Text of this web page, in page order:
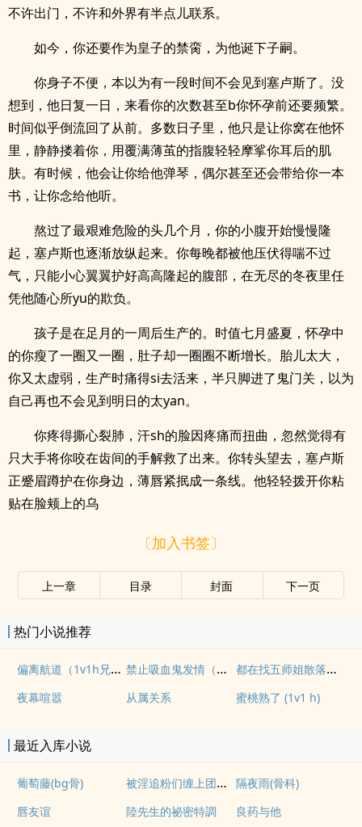
不许出门，不许和外界有半点儿联系。
如今，你还要作为皇子的禁脔，为他诞下子嗣。
你身子不便，本以为有一段时间不会见到塞卢斯了。没
想到，他日复一日，来看你的次数甚至b你怀孕前还要频繁。
时间似乎倒流回了从前。多数日子里，他只是让你窝在他怀
里，静静搂着你，用覆满薄茧的指腹轻轻摩挲你耳后的肌
肤。有时候，他会让你给他弹琴，偶尔甚至还会带给你一本
书，让你念给他听。
熬过了最艰难危险的头几个月，你的小腹开始慢慢隆
起，塞卢斯也逐渐放纵起来。你每晚都被他压伏得喘不过
气，只能小心翼翼护好高高隆起的腹部，在无尽的冬夜里任
凭他随心所yu的欺负。
孩子是在足月的一周后生产的。时值七月盛夏，怀孕中
的你瘦了一圈又一圈，肚子却一圈圈不断增长。胎儿太大，
你又太虚弱，生产时痛得si去活来，半只脚进了鬼门关，以为
自己再也不会见到明日的太yan。
你疼得撕心裂肺，汗sh的脸因疼痛而扭曲，忽然觉得有
只大手将你咬在齿间的手解救了出来。你转头望去，塞卢斯
正蹙眉蹲护在你身边，薄唇紧抿成一条线。他轻轻拨开你粘
贴在脸颊上的乌
〔加入书签〕
上一章 目录 封面 下一页
热门小说推荐
偏离航道（1v1h兄妹骨科bg） 禁止吸血鬼发情（姐狗高H 1v1） 都在找五师姐散落的法宝
夜幕喧嚣 从属关系 蜜桃熟了 (1v1 h)
最近入库小说
葡萄藤(bg骨) 被淫追粉们缠上团播女主播(露出NPH)
隔夜雨(骨科)
唇友谊
陸先生的祕密特調 良药与他